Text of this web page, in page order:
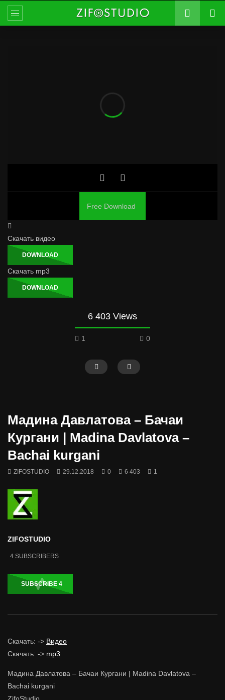
Free Download
Скачать видео
DOWNLOAD
Скачать mp3
DOWNLOAD
6 403 Views
1 0
Мадина Давлатова – Бачаи
Кургани | Madina Davlatova –
Bachai kurgani
ZIFOSTUDIO 29.12.2018 0 6 403 1
ZIFOSTUDIO
4 SUBSCRIBERS
SUBSCRIBE 4
Скачать: -> Видео
Скачать: -> mp3
Мадина Давлатова – Бачаи Кургани | Madina Davlatova –
Bachai kurgani